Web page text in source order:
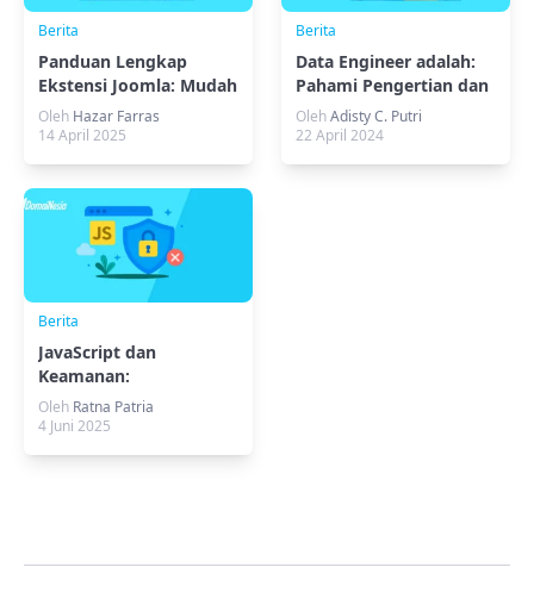
Berita
Panduan Lengkap
Ekstensi Joomla: Mudah
dan Cepat!
Oleh Hazar Farras
14 April 2025
Berita
Data Engineer adalah:
Pahami Pengertian dan
Tugasnya
OlehAdisty C. Putri
22 April 2024
Berita
JavaScript dan
Keamanan:
Menghindari
Kerentanannya Di Web
Oleh Ratna Patria
4 Juni 2025